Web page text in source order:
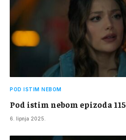
POD ISTIM NEBOM
Pod istim nebom epizoda 115
6. lipnja 2025.